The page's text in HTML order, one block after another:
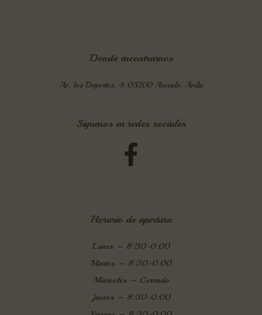
Donde encontrarnos
Av. los Deportes, 4, 05200 Arévalo, Ávila
Siguenos en redes sociales
Horario de apertura
Lunes – 8:30-0:00
Martes – 8:30-0:00
Miércoles – Cerrado
Jueves – 8:30-0:00